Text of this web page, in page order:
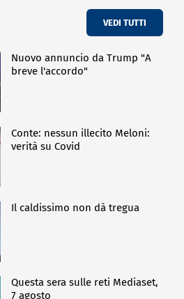
VEDI TUTTI
Nuovo annuncio da Trump "A
breve l'accordo"
Conte: nessun illecito Meloni:
verità su Covid
Il caldissimo non dà tregua
Questa sera sulle reti Mediaset,
7 agosto